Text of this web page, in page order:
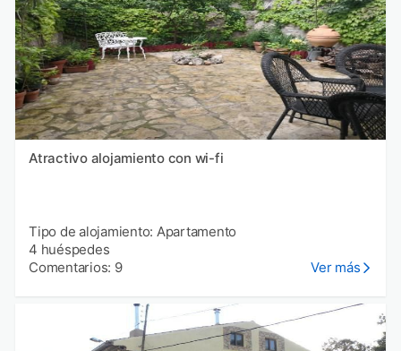
Atractivo alojamiento con wi-fi
Tipo de alojamiento: Apartamento
4 huéspedes
Comentarios: 9
Ver más